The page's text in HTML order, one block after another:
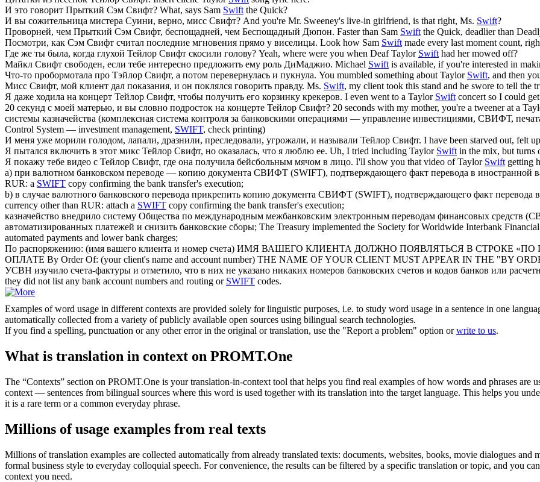
И это говорит Прыткий Сэм Свифт? What, says Sam Swift the Quick?
И вы сожительница мистера Суини, верно, мисс Свифт? And you're Mr. Sweeney's live-in girlfriend, is that right, Ms. Swift?
Проворней, чем Прыткий Сэм Свифт, беспощадней, чем Беспощадный Дюпон. Faster than Sam Swift the Quick, deadlier than
Посмотри, как Сэм Свифт считал последние мгновения прямо у виселицы. Look how Sam Swift made every last moment count,
Где же ты была, когда глухой Тейлор Свифт скосили голову? Yeah, where were you when Deaf Taylor Swift had her mowed off?
Майкл Свифт свободен, если тебе интересно предложить ему роль ДиМаджио. Michael Swift is available, if you're interested in
Что-то пробормотала про Тэйлор Свифт, а потом перевернулась и пукнула. You mumbled something about Taylor Swift, and then
Мисс Свифт, мой клиент дал показания, и он поклялся говорить правду. Ms. Swift, my client took this stand and he swore to tell the
Я даже ходила на концерт Тейлор Свифт, чтобы получить его корзинку крекеров. I even went to a Taylor Swift concert so I could
20 секунд с моей матерью, и вы словно подросток на концерте Тейлор Свифт? 20 seconds with my mother, you're a tweener at a
системы казначейства (комплексная система контроля за банковскими операциями — управление инвестициями, СВИФТ,
Control System — investment management, SWIFT, check printing)
И меня уже морили голодом, лапали, дразнили, преследовали, угрожали, и называли Тейлор Свифт. I have been starved out, felt
Я пытался включить в этот микс Тейлор Свифт, но оказалась, что я люблю ее. Uh, I tried including Taylor Swift in the mix, but turns
Я покажу тебе видео с Тейлор Свифт, где она получила бейсбольным мячом в лицо. I'll show you that video of Taylor Swift getting
a) при валютном банковском переводе — копию документа СВИФТ (SWIFT), подтверждающего факт перевода в иностранной
RUR: a SWIFT copy confirming the bank transfer's execution;
b) в случае валютного банковского перевода прикрепить копию документа СВИФТ (SWIFT), подтверждающего факт перевода
currency other than RUR: attach a SWIFT copy confirming the bank transfer's execution;
казначейство внедрило систему Общества по международным межбанковским электронным переводам финансовых средств (
автоматизированных платежей и снизить банковские сборы; The Treasury implemented the Society for Worldwide Interbank
automated payments and lower bank charges;
По распоряжению: (имя вашего клиента и номер счета) ИМЯ ВАШЕГО КЛИЕНТА ДОЛЖНО ПОЯВЛЯТЬСЯ В СТРОКЕ
ОПЛАТЕ By Order Of: (your client's name and account number) THE NAME OF YOUR CLIENT MUST APPEAR IN THE "BY
УСВН изучило счета-фактуры и отметило, что в них не указано никаких номеров банковских счетов и кодов банков или
they did not list any bank account numbers and routing or SWIFT codes.
Examples of word usage in different contexts are provided solely for linguistic purposes, i.e. to study word usage in a sentence in one
automatically collected from a variety of publicly available open sources using bilingual search technologies.
If you find a spelling, punctuation or any other error in the original or translation, use the "Report a problem" option orwrite to us.
What is translation in context on PROMT.One
The “Contexts” section on PROMT.One is your translation-in-context tool that helps you find real examples of how words and phrases are
context — sentences from bilingual sources where this word is used together with its translation into the target language. This helps you
it is a rare term or a common everyday phrase.
Millions of usage examples from real texts
Millions of translation examples are collected automatically from already translated texts: documents, websites, books, movie dialogues
formal business style to everyday colloquial speech. For convenience, the results can be filtered by a specific translation or topic, and you
context you need.